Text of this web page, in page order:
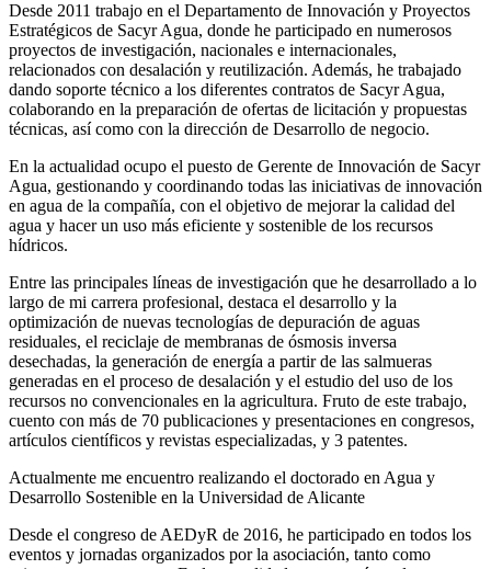
Desde 2011 trabajo en el Departamento de Innovación y Proyectos
Estratégicos de Sacyr Agua, donde he participado en numerosos
proyectos de investigación, nacionales e internacionales,
relacionados con desalación y reutilización. Además, he trabajado
dando soporte técnico a los diferentes contratos de Sacyr Agua,
colaborando en la preparación de ofertas de licitación y propuestas
técnicas, así como con la dirección de Desarrollo de negocio.
En la actualidad ocupo el puesto de Gerente de Innovación de Sacyr
Agua, gestionando y coordinando todas las iniciativas de innovación
en agua de la compañía, con el objetivo de mejorar la calidad del
agua y hacer un uso más eficiente y sostenible de los recursos
hídricos.
Entre las principales líneas de investigación que he desarrollado a lo
largo de mi carrera profesional, destaca el desarrollo y la
optimización de nuevas tecnologías de depuración de aguas
residuales, el reciclaje de membranas de ósmosis inversa
desechadas, la generación de energía a partir de las salmueras
generadas en el proceso de desalación y el estudio del uso de los
recursos no convencionales en la agricultura. Fruto de este trabajo,
cuento con más de 70 publicaciones y presentaciones en congresos,
artículos científicos y revistas especializadas, y 3 patentes.
Actualmente me encuentro realizando el doctorado en Agua y
Desarrollo Sostenible en la Universidad de Alicante
Desde el congreso de AEDyR de 2016, he participado en todos los
eventos y jornadas organizados por la asociación, tanto como